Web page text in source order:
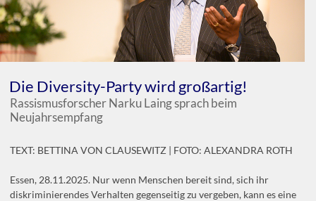
Die Diversity-Party wird großartig!
Rassismusforscher Narku Laing sprach beim
Neujahrsempfang
TEXT: BETTINA VON CLAUSEWITZ | FOTO: ALEXANDRA ROTH
Essen, 28.11.2025. Nur wenn Menschen bereit sind, sich ihr
diskriminierendes Verhalten gegenseitig zu vergeben, kann es eine